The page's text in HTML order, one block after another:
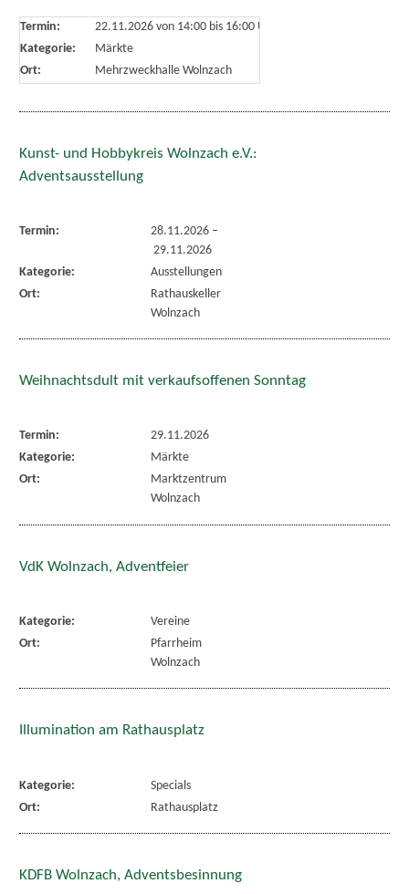
Termin: 22.11.2026 von 14:00bis 16:00 Uhr
Kategorie:
Märkte
Ort:
Mehrzweckhalle Wolnzach
Kunst- und Hobbykreis Wolnzach e.V.:
Adventsausstellung
Termin: 28.11.2026–
29.11.2026
Kategorie:
Ausstellungen
Ort:
Rathauskeller
Wolnzach
Weihnachtsdult mit verkaufsoffenen Sonntag
Termin:
29.11.2026
Kategorie:
Märkte
Ort:
Marktzentrum
Wolnzach
VdK Wolnzach, Adventfeier
Kategorie:
Vereine
Ort:
Pfarrheim
Wolnzach
Illumination am Rathausplatz
Kategorie:
Specials
Ort:
Rathausplatz
KDFB Wolnzach, Adventsbesinnung